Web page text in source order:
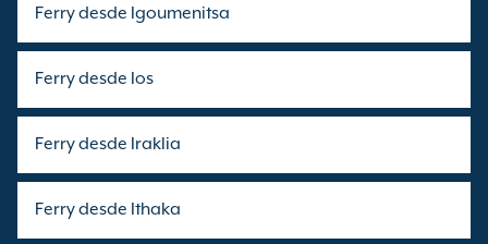
Ferry desde Igoumenitsa
Ferry desde Ios
Ferry desde Iraklia
Ferry desde Ithaka